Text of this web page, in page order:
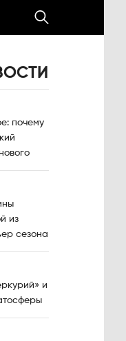
почему
из
сезона
и